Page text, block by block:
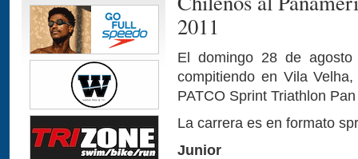
2011
El domingo 28 de
compitiendo en Vila
PATCO Sprint Triathlon
La carrera es en formato
Junior